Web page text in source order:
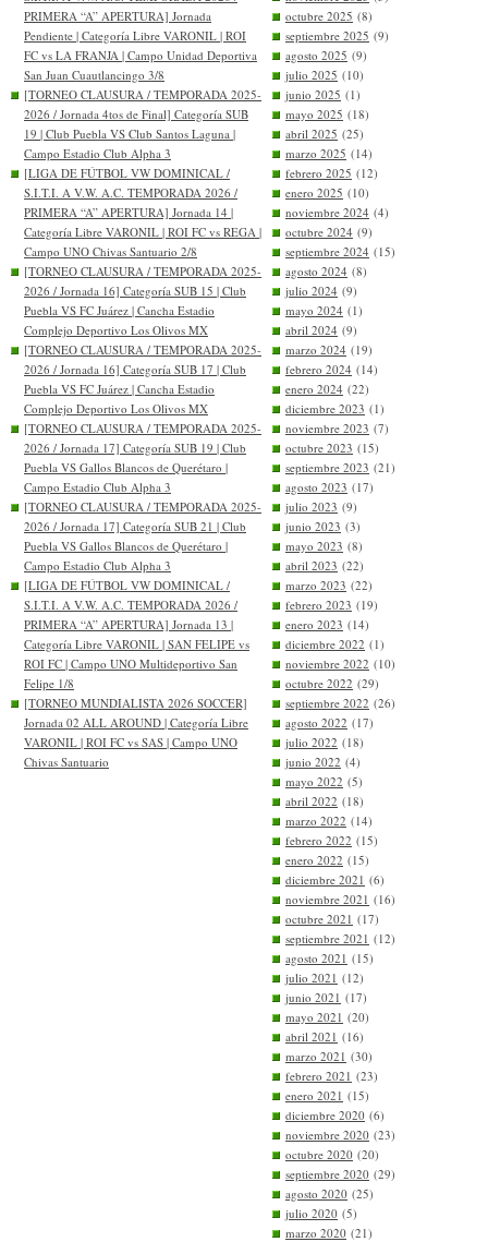
PRIMERA “A” APERTURA] Jornada
Pendiente | Categoría Libre VARONIL | ROI
FC vs LA FRANJA | Campo Unidad Deportiva
San Juan Cuautlancingo 3/8
[TORNEO CLAUSURA / TEMPORADA 2025-
2026 / Jornada 4tos de Final] Categoría SUB
19 | Club Puebla VS Club Santos Laguna |
Campo Estadio Club Alpha 3
[LIGA DE FÚTBOL VW DOMINICAL /
S.I.T.I. A V.W. A.C. TEMPORADA 2026 /
PRIMERA “A” APERTURA] Jornada 14 |
Categoría Libre VARONIL | ROI FC vs REGA |
Campo UNO Chivas Santuario 2/8
[TORNEO CLAUSURA / TEMPORADA 2025-
2026 / Jornada 16] Categoría SUB 15 | Club
Puebla VS FC Juárez | Cancha Estadio
Complejo Deportivo Los Olivos MX
[TORNEO CLAUSURA / TEMPORADA 2025-
2026 / Jornada 16] Categoría SUB 17 | Club
Puebla VS FC Juárez | Cancha Estadio
Complejo Deportivo Los Olivos MX
[TORNEO CLAUSURA / TEMPORADA 2025-
2026 / Jornada 17] Categoría SUB 19 | Club
Puebla VS Gallos Blancos de Querétaro |
Campo Estadio Club Alpha 3
[TORNEO CLAUSURA / TEMPORADA 2025-
2026 / Jornada 17] Categoría SUB 21 | Club
Puebla VS Gallos Blancos de Querétaro |
Campo Estadio Club Alpha 3
[LIGA DE FÚTBOL VW DOMINICAL /
S.I.T.I. A V.W. A.C. TEMPORADA 2026 /
PRIMERA “A” APERTURA] Jornada 13 |
Categoría Libre VARONIL | SAN FELIPE vs
ROI FC | Campo UNO Multideportivo San
Felipe 1/8
[TORNEO MUNDIALISTA 2026 SOCCER]
Jornada 02 ALL AROUND | Categoría Libre
VARONIL | ROI FC vs SAS | Campo UNO
Chivas Santuario
octubre 2025 (8)
septiembre 2025 (9)
agosto 2025 (9)
julio 2025 (10)
junio 2025 (1)
mayo 2025 (18)
abril 2025 (25)
marzo 2025 (14)
febrero 2025 (12)
enero 2025 (10)
noviembre 2024 (4)
octubre 2024 (9)
septiembre 2024 (15)
agosto 2024 (8)
julio 2024 (9)
mayo 2024 (1)
abril 2024 (9)
marzo 2024 (19)
febrero 2024 (14)
enero 2024 (22)
diciembre 2023 (1)
noviembre 2023 (7)
octubre 2023 (15)
septiembre 2023 (21)
agosto 2023 (17)
julio 2023 (9)
junio 2023 (3)
mayo 2023 (8)
abril 2023 (22)
marzo 2023 (22)
febrero 2023 (19)
enero 2023 (14)
diciembre 2022 (1)
noviembre 2022 (10)
octubre 2022 (29)
septiembre 2022 (26)
agosto 2022 (17)
julio 2022 (18)
junio 2022 (4)
mayo 2022 (5)
abril 2022 (18)
marzo 2022 (14)
febrero 2022 (15)
enero 2022 (15)
diciembre 2021 (6)
noviembre 2021 (16)
octubre 2021 (17)
septiembre 2021 (12)
agosto 2021 (15)
julio 2021 (12)
junio 2021 (17)
mayo 2021 (20)
abril 2021 (16)
marzo 2021 (30)
febrero 2021 (23)
enero 2021 (15)
diciembre 2020 (6)
noviembre 2020 (23)
octubre 2020 (20)
septiembre 2020 (29)
agosto 2020 (25)
julio 2020 (5)
marzo 2020 (21)